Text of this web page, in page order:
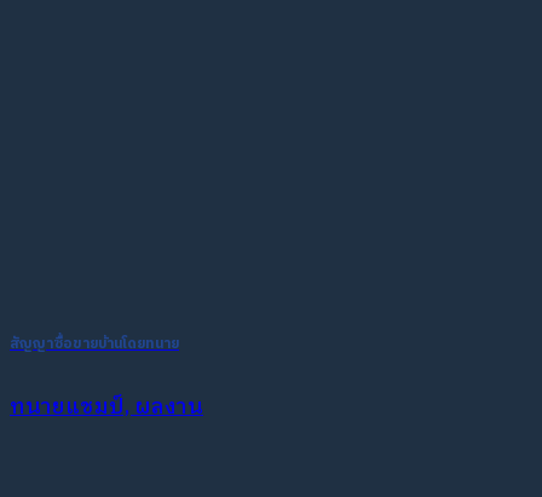
สัญญาซื้อขายบ้านโดยทนาย
ทนายแชมป์, ผลงาน